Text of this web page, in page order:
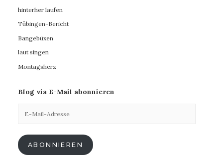
hinterher laufen
Tübingen-Bericht
Bangebüxen
laut singen
Montagsherz
Blog via E-Mail abonnieren
Mail-
ABONNIEREN